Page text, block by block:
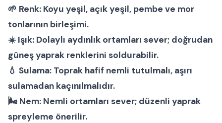
🌱 Renk: Koyu yeşil, açık yeşil, pembe ve mor
tonlarının birleşimi.
☀️ Işık: Dolaylı aydınlık ortamları sever; doğrudan
güneş yaprak renklerini soldurabilir.
💧 Sulama: Toprak hafif nemli tutulmalı, aşırı
sulamadan kaçınılmalıdır.
🌬 Nem: Nemli ortamları sever; düzenli yaprak
spreyleme önerilir.